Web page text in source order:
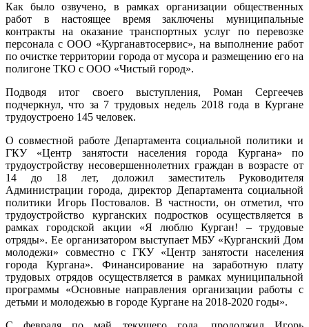
Как было озвучено, в рамках организации общественных
работ в настоящее время заключены муниципальные
контракты на оказание транспортных услуг по перевозке
персонала с ООО «Курганавтосервис», на выполнение работ
по очистке территории города от мусора и размещению его на
полигоне ТКО с ООО «Чистый город».
Подводя итог своего выступления, Роман Сергеечев
подчеркнул, что за 7 трудовых недель 2018 года в Кургане
трудоустроено 145 человек.
О совместной работе Департамента социальной политики и
ГКУ «Центр занятости населения города Кургана» по
трудоустройству несовершеннолетних граждан в возрасте от
14 до 18 лет, доложил заместитель Руководителя
Администрации города, директор Департамента социальной
политики Игорь Постовалов. В частности, он отметил, что
трудоустройство курганских подростков осуществляется в
рамках городской акции «Я люблю Курган! – трудовые
отряды». Ее организатором выступает МБУ «Курганский Дом
молодежи» совместно с ГКУ «Центр занятости населения
города Кургана». Финансирование на заработную плату
трудовых отрядов осуществляется в рамках муниципальной
программы «Основные направления организации работы с
детьми и молодежью в городе Кургане на 2018-2020 годы».